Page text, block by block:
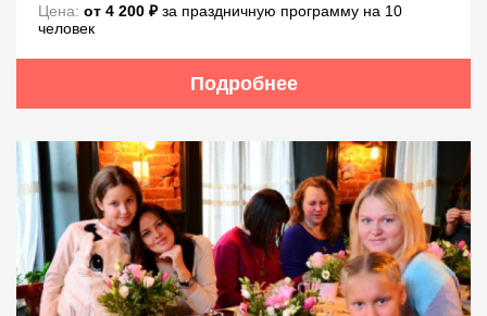
Цена: от 4 200 ₽за праздничную программу на 10
человек
Подробнее